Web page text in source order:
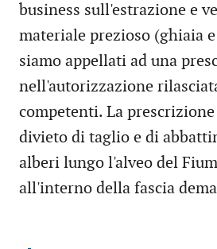
business sull'estrazione e
materiale prezioso (ghiaia
siamo appellati ad una
nell'autorizzazione
competenti. La
divieto di taglio e di
alberi lungo l'alveo del
all'interno della fascia